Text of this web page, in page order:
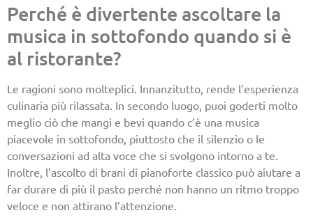
Perché è divertente ascoltare la
musica in sottofondo quando si è
al ristorante?
Le ragioni sono molteplici. Innanzitutto, rende l’esperienza
culinaria più rilassata. In secondo luogo, puoi goderti molto
meglio ciò che mangi e bevi quando c’è una musica
piacevole in sottofondo, piuttosto che il silenzio o le
conversazioni ad alta voce che si svolgono intorno a te.
Inoltre, l’ascolto di brani di pianoforte classico può aiutare a
far durare di più il pasto perché non hanno un ritmo troppo
veloce e non attirano l’attenzione.